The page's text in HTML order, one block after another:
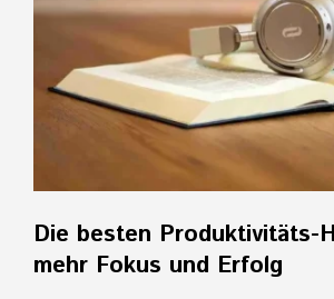
Die besten Produktivitäts-
mehr Fokus und Erfolg